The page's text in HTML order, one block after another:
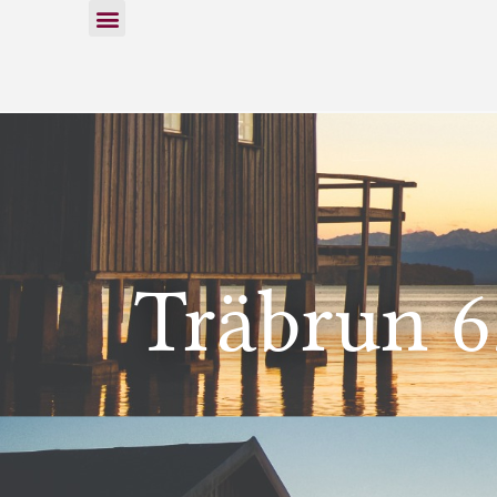
Träbrun